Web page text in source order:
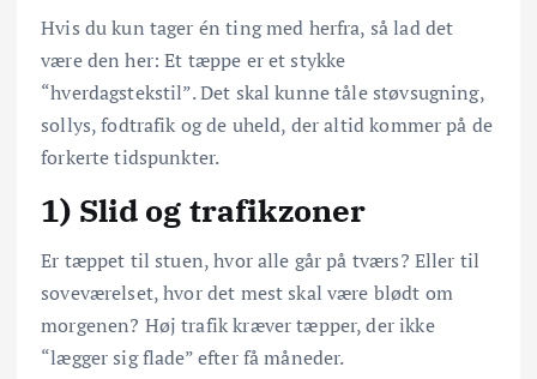
Hvis du kun tager én ting med herfra, så lad det
være den her: Et tæppe er et stykke
“hverdagstekstil”. Det skal kunne tåle støvsugning,
sollys, fodtrafik og de uheld, der altid kommer på de
forkerte tidspunkter.
1) Slid og trafikzoner
Er tæppet til stuen, hvor alle går på tværs? Eller til
soveværelset, hvor det mest skal være blødt om
morgenen? Høj trafik kræver tæpper, der ikke
“lægger sig flade” efter få måneder.